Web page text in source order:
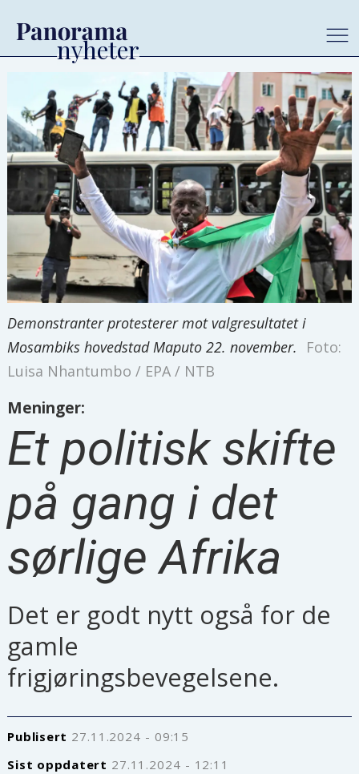
Demonstranter protesterer mot valgresultatet i
Mosambiks hovedstad Maputo 22. november.
Foto:
Luisa Nhantumbo / EPA / NTB
Meninger:
Et politisk skifte
på gang i det
sørlige Afrika
Det er godt nytt også for de
gamle
frigjøringsbevegelsene.
Publisert
27.11.2024 - 09:15
Sist oppdatert
27.11.2024 - 12:11